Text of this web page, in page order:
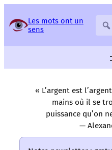
Les mots ont un
sens
« L’argent est
mains où il se
puissance qu’on
—
Panneau de gestion des